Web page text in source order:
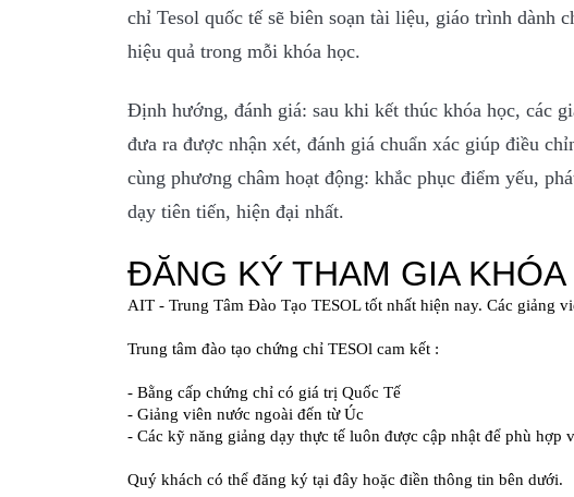
chỉ Tesol quốc tế sẽ biên soạn tài liệu, giáo trình dành
hiệu quả trong mỗi khóa học.
Định hướng, đánh giá: sau khi kết thúc khóa học, các
đưa ra được nhận xét, đánh giá chuẩn xác giúp điều
cùng phương châm hoạt động: khắc phục điểm yếu,
dạy tiên tiến, hiện đại nhất.